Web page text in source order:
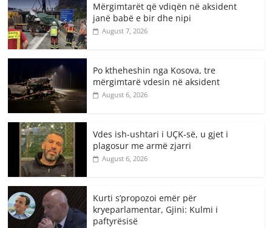
Mërgimtarët që vdiqën në aksident
janë babë e bir dhe nipi
August 7, 2026
Po ktheheshin nga Kosova, tre
mërgimtarë vdesin në aksident
August 6, 2026
Vdes ish-ushtari i UÇK-së, u gjet i
plagosur me armë zjarri
August 6, 2026
Kurti s’propozoi emër për
kryeparlamentar, Gjini: Kulmi i
paftyrësisë